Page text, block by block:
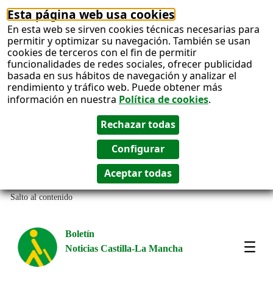
Esta página web usa cookies
En esta web se sirven cookies técnicas necesarias para
permitir y optimizar su navegación. También se usan
cookies de terceros con el fin de permitir
funcionalidades de redes sociales, ofrecer publicidad
basada en sus hábitos de navegación y analizar el
rendimiento y tráfico web. Puede obtener más
información en nuestra Política de cookies.
Salto al contenido
Boletín
Noticias Castilla-La Mancha